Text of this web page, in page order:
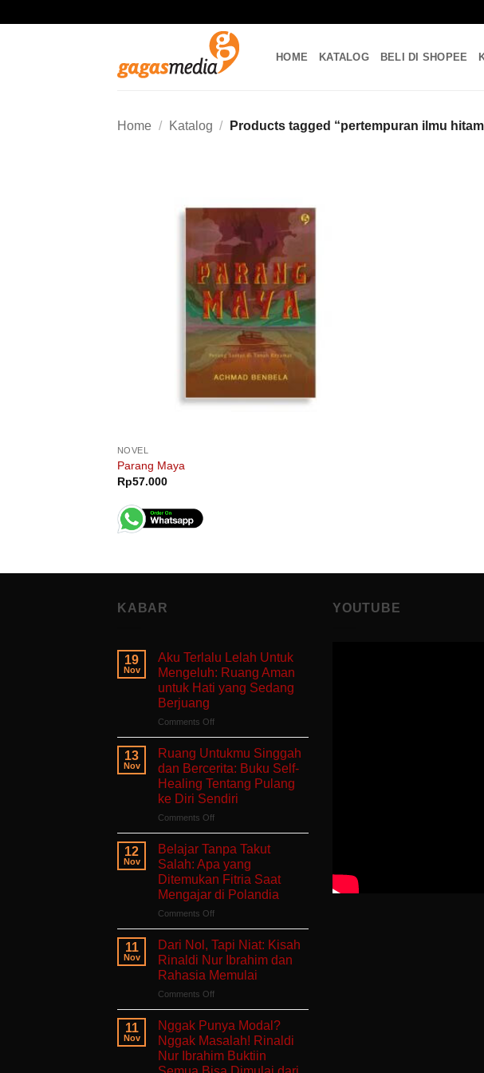
HOME KATALOG BELI DI SHOPEE
Home / Katalog / Products tagged “pertempuran ilmu
NOVEL
Parang Maya
Rp57.000
KABAR
19
Nov
Aku Terlalu Lelah Untuk
Mengeluh: Ruang Aman
untuk Hati yang Sedang
Berjuang
Comments Offon
Terlalu
Lelah
Untuk
Mengeluh:
Ruang
Aman
yang
Sedang
Berjuang
13
Nov
Ruang Untukmu Singgah
dan Bercerita: Buku Self-
Healing Tentang Pulang
ke Diri Sendiri
Comments Offon
Untukmu
Singgah
dan
Bercerita:
Buku
Self-
Tentang
Pulang
ke
Diri
Sendiri
12
Nov
Belajar Tanpa Takut
Salah: Apa yang
Ditemukan Fitria Saat
Mengajar di Polandia
Comments Offon
Tanpa
Takut
Salah:
Apa
yang
Ditemukan
Fitria
Saat
Mengajar
di
11
Nov
Dari Nol, Tapi Niat: Kisah
Rinaldi Nur Ibrahim dan
Rahasia Memulai
Comments Offon
Tapi
Niat:
Kisah
11
Nov
Nggak Punya Modal?
Nggak Masalah! Rinaldi
Nur Ibrahim Buktiin
YOUTUBE